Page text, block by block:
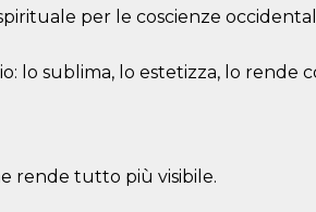
per le coscienze
lo sublima, lo estetizza, lo rende
rende tutto più visibile.